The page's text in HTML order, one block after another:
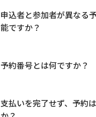
申込者と参加者が異なる
能ですか？
予約番号とは何ですか？
支払いを完了せず、予約